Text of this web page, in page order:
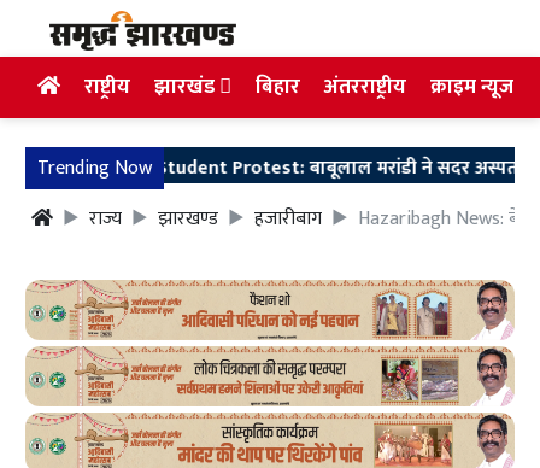
राष्ट्रीय झारखंड बिहार अंतरराष्ट्रीय क्राइम न्यूज
Trending Now
Student Protest: बाबूलाल मरांडी ने सदर अस्पताल पहुंच
राज्य
झारखण्ड हजारीबाग Hazaribagh News: बेघर